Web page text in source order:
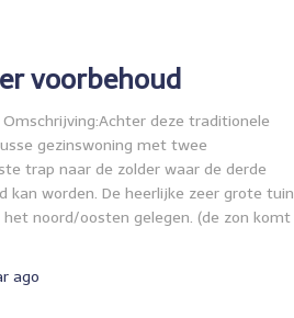
voorbehoud
deze traditionele
gezinswoning met twee
trap naar de zolder waar de derde
kan worden. De heerlijke zeer grote tuin
noord/oosten gelegen. (de zon komt
ago